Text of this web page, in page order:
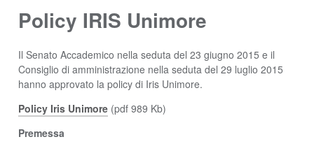
Policy IRIS Unimore
Il Senato Accademico nella seduta del 23 giugno 2015 e il
Consiglio di amministrazione nella seduta del 29 luglio 2015
hanno approvato la policy di Iris Unimore.
Policy Iris Unimore (pdf 989 Kb)
Premessa